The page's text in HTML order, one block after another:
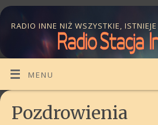
RADIO INNE NIŻ WSZYSTKIE,
MENU
Pozdrowienia